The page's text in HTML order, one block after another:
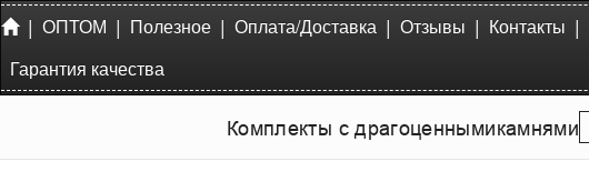
| ОПТОМ | Полезное | Оплата/Доставка | Отзывы | Контакты |
Гарантия качества
Комплекты с драгоценнымикамнями